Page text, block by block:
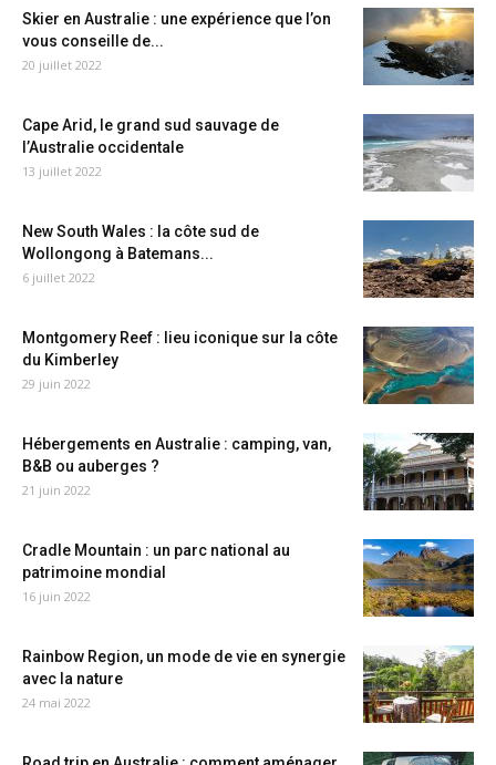
Skier en Australie : une expérience que l’on
vous conseille de...
20 juillet 2022
Cape Arid, le grand sud sauvage de
l’Australie occidentale
13 juillet 2022
New South Wales : la côte sud de
Wollongong à Batemans...
6 juillet 2022
Montgomery Reef : lieu iconique sur la côte
du Kimberley
29 juin 2022
Hébergements en Australie : camping, van,
B&B ou auberges ?
21 juin 2022
Cradle Mountain : un parc national au
patrimoine mondial
16 juin 2022
Rainbow Region, un mode de vie en synergie
avec la nature
24 mai 2022